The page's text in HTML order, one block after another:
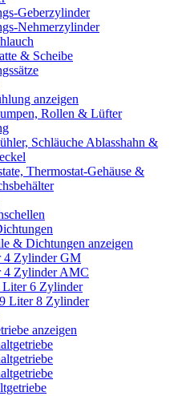
Geberzylinder
Nehmerzylinder
& Scheibe
anzeigen
Rollen & Lüfter
Schläuche Ablasshahn &
Thermostat-Gehäuse &
& Dichtungen anzeigen
4 Zylinder GM
4 Zylinder AMC
Liter 6 Zylinder
Liter 8 Zylinder
anzeigen